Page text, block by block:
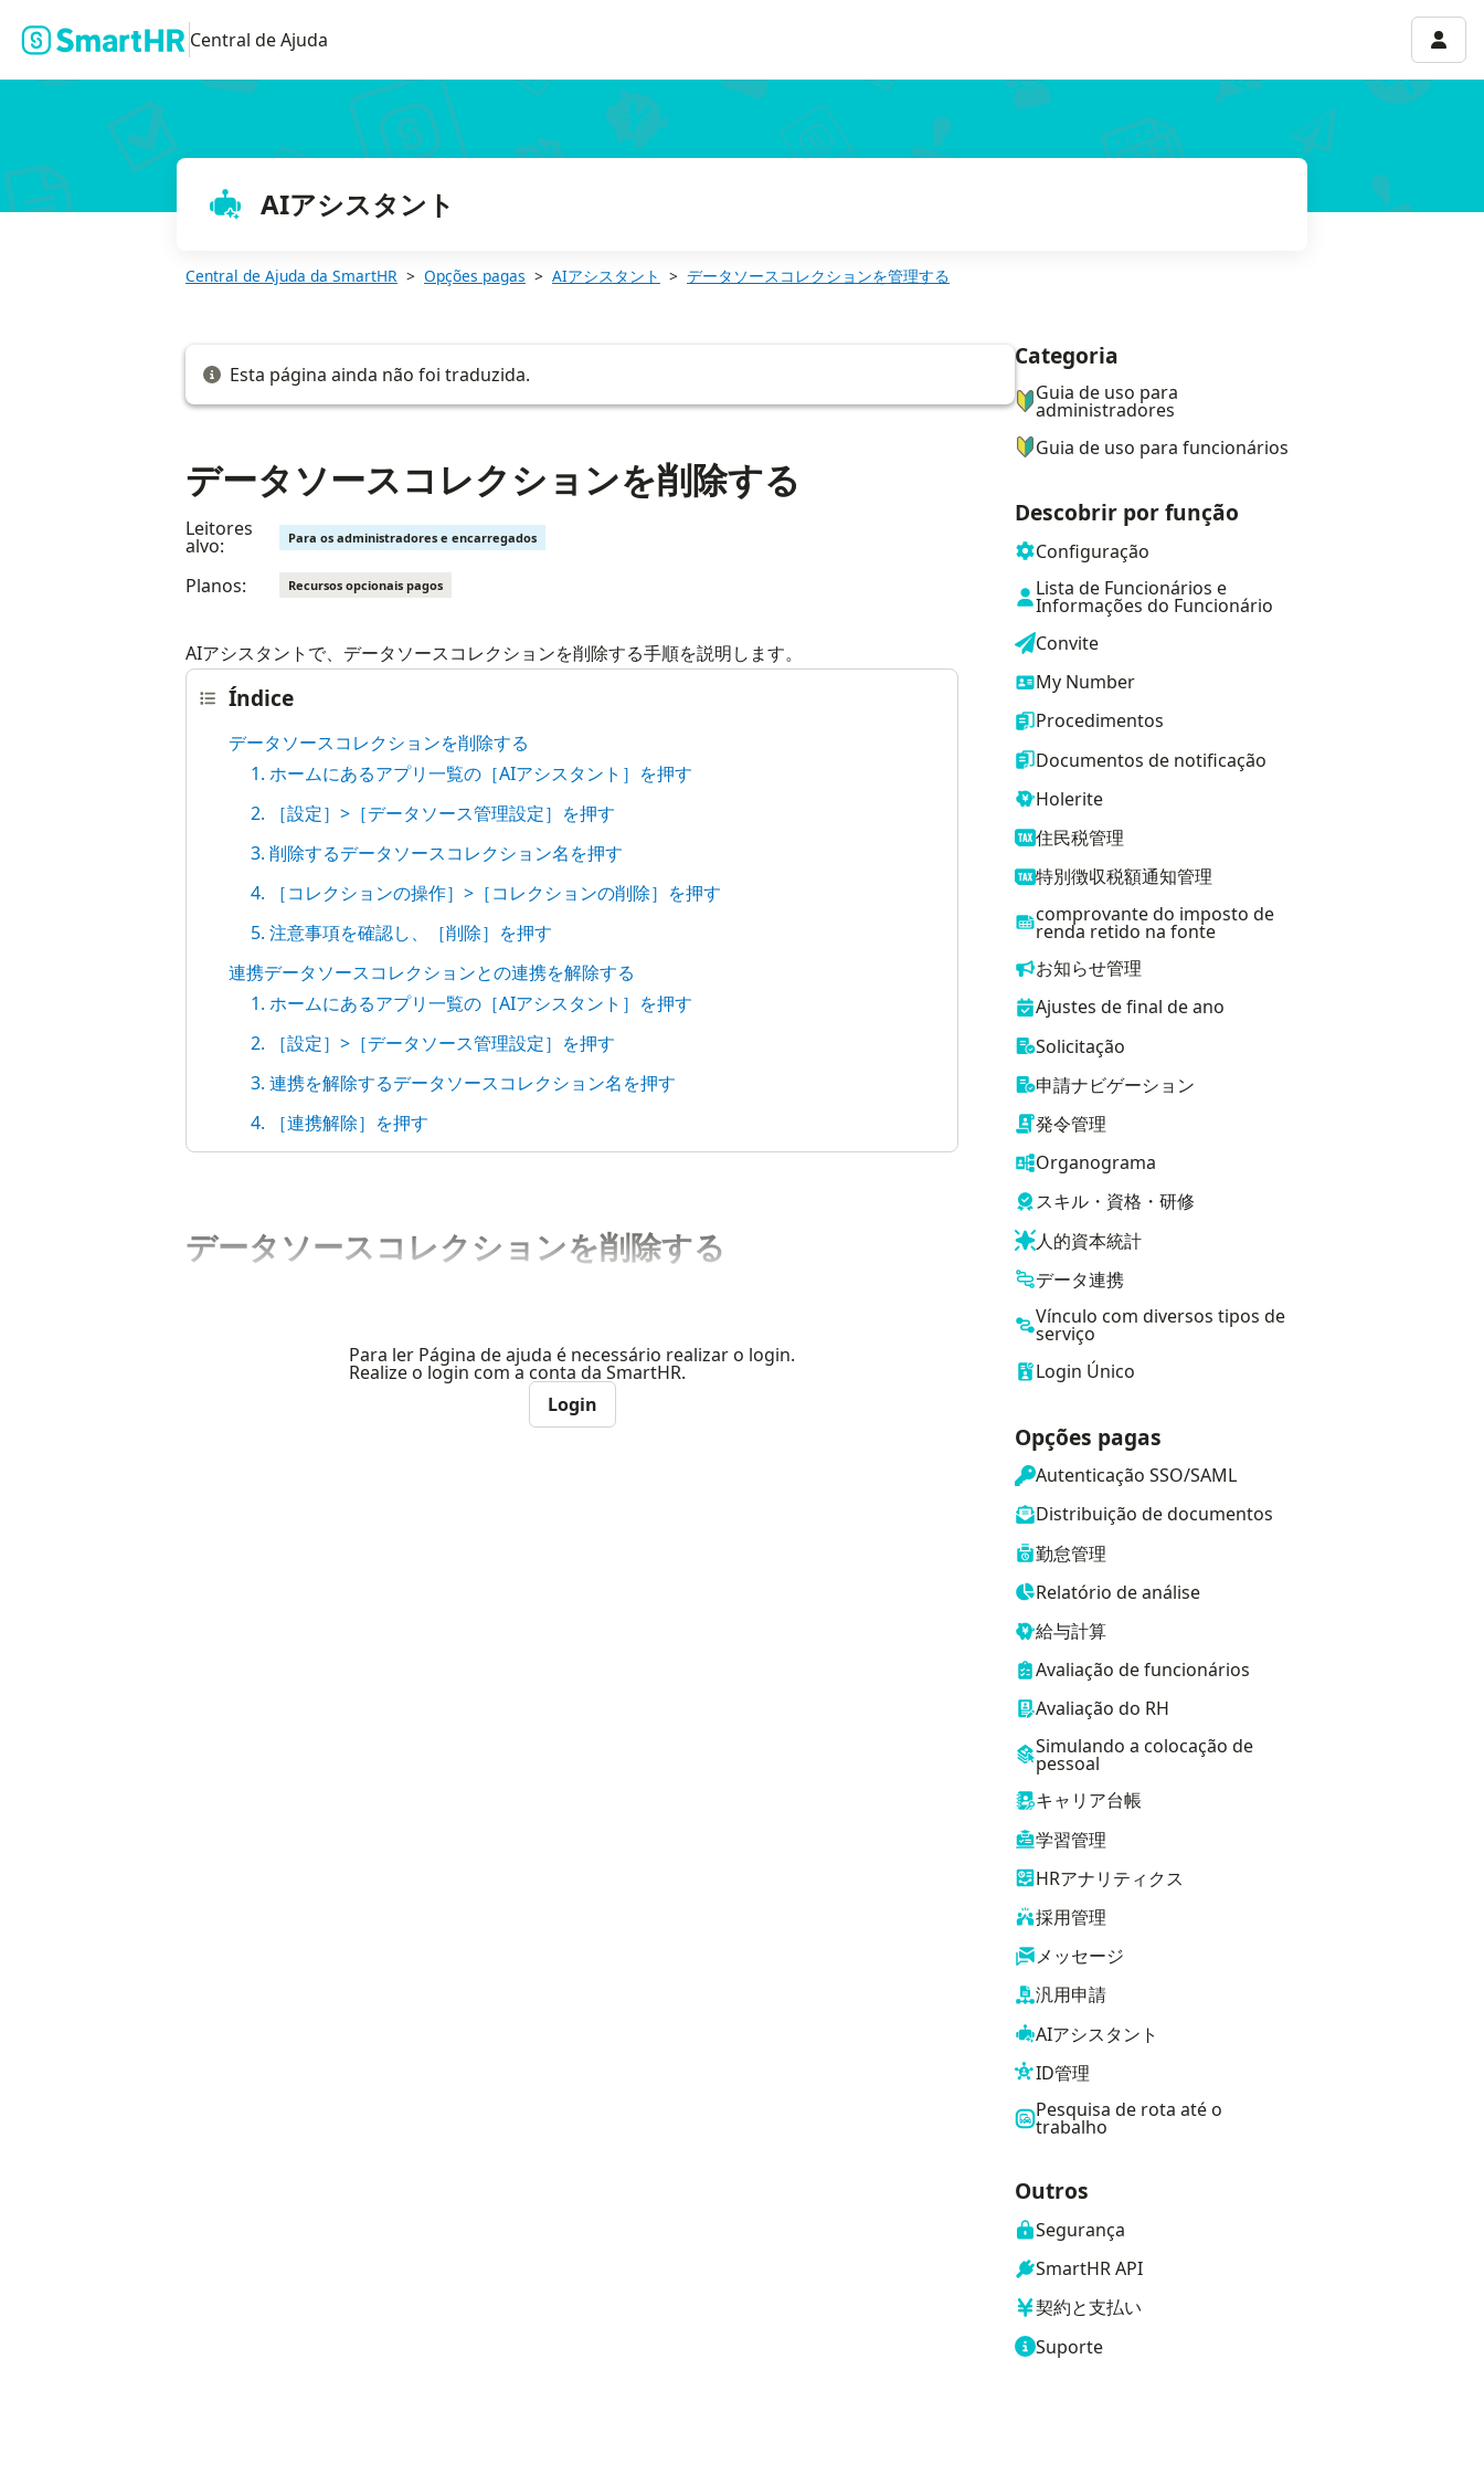
Central de Ajuda
AIアシスタント
Central de Ajuda da SmartHR Opções pagas AIアシスタント データソースコレクションを管理する
Esta página ainda não foi traduzida.
データソースコレクションを削除する
Leitores
alvo: Para os administradores e encarregados
Planos: Recursos opcionais pagos
AIアシスタントで、データソースコレクションを削除する手順を説明します。
Índice
データソースコレクションを削除する
1. ホームにあるアプリ一覧の［AIアシスタント］を押す
2. ［設定］>［データソース管理設定］を押す
3. 削除するデータソースコレクション名を押す
4. ［コレクションの操作］>［コレクションの削除］を押す
5. 注意事項を確認し、［削除］を押す
連携データソースコレクションとの連携を解除する
1. ホームにあるアプリ一覧の［AIアシスタント］を押す
2. ［設定］>［データソース管理設定］を押す
3. 連携を解除するデータソースコレクション名を押す
4. ［連携解除］を押す
データソースコレクションを削除する
Para ler Página de ajuda é necessário realizar o login.
Realize o login com a conta da SmartHR.
Login
ナビゲーションメニュー
Categoria
Guia de uso para
administradores
Guia de uso para funcionários
Descobrir por função
Configuração
Lista de Funcionários e
Informações do Funcionário
Convite
My Number
Procedimentos
Documentos de notificação
Holerite
住民税管理
特別徴収税額通知管理
comprovante do imposto de
renda retido na fonte
お知らせ管理
Ajustes de final de ano
Solicitação
申請ナビゲーション
発令管理
Organograma
スキル・資格・研修
人的資本統計
データ連携
Vínculo com diversos tipos de
serviço
Login Único
Opções pagas
Autenticação SSO/SAML
Distribuição de documentos
勤怠管理
Relatório de análise
給与計算
Avaliação de funcionários
Avaliação do RH
Simulando a colocação de
pessoal
キャリア台帳
学習管理
HRアナリティクス
採用管理
メッセージ
汎用申請
AIアシスタント
ID管理
Pesquisa de rota até o
trabalho
Outros
Segurança
SmartHR API
契約と支払い
Suporte